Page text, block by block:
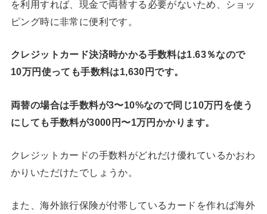
を利用すれば、現金で両替する必要がないため、ショッ
ピング時に非常に便利です。
クレジットカード決済時かかる手数料は1.63％なので
10万円使っても手数料は1,630円です。
両替の場合は手数料が3〜10%なので同じ10万円を使う
にしても手数料が3000円〜1万円かかります。
クレジットカードの手数料がどれだけ優れているかおわ
かりいただけたでしょうか。
また、海外旅行保険が付帯しているカードを作れば海外